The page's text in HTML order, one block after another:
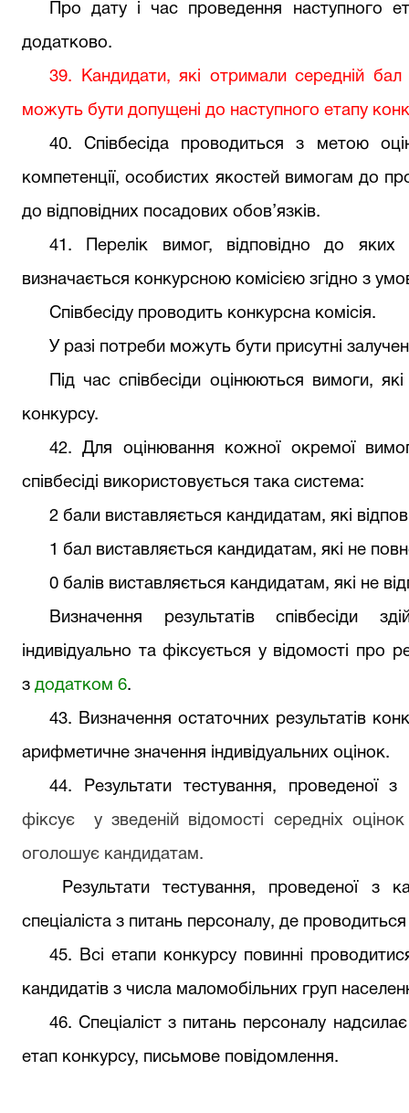
Про дату і час проведення наступного
додатково.
39. Кандидати, які отримали середній
можуть бути допущені до наступного етапу
40. Співбесіда проводиться з метою
компетенції, особистих якостей вимогам до
до відповідних посадових обов’язків.
41 . Перелік вимог, відповідно до яких
визначається конкурсною комісією згідно з
Співбесіду проводить конкурсна комісія.
У разі потреби можуть бути присутні
Під час співбесіди оцінюються вимоги,
конкурсу.
42. Для оцінювання кожної окремої
співбесіді використовується така система:
2 бали виставляється кандидатам, які
1 бал виставляється кандидатам, які не
0 балів виставляється кандидатам, які не
Визначення результатів співбесіди
індивідуально та фіксується у відомості про
з додатком 6.
43. Визначення остаточних результатів
арифметичне значення індивідуальних оцінок.
44. Результати тестування, проведеної
фіксує у зведеній відомості середніх
оголошує кандидатам.
Результати тестування, проведеної з
спеціаліста з питань персоналу, де
45. Всі етапи конкурсу повинні
кандидатів з числа маломобільних груп
46. Спеціаліст з питань персоналу надсилає
етап конкурсу, письмове повідомлення.